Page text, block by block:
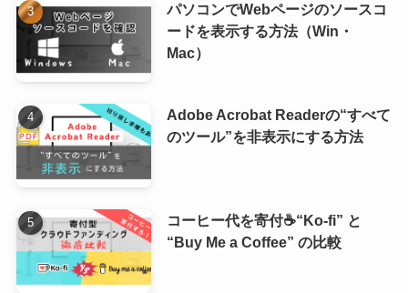
パソコンでWebページのソースコ
ードを表示する方法（Win・
Mac）
Adobe Acrobat Readerの“すべて
のツール”を非表示にする方法
コーヒー代を寄付☕“Ko-fi” と
“Buy Me a Coffee” の比較